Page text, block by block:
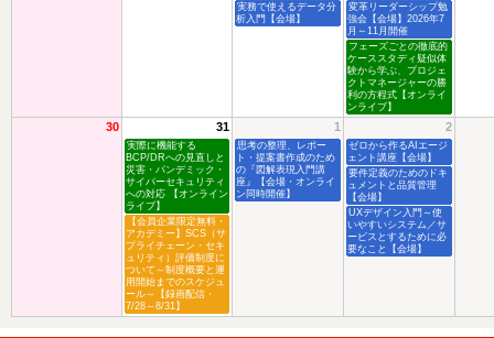
30 31 1 2
実務で使えるデータ分
析入門【会場】
変革リーダーシップ勉
強会【会場】2026年7
月～11月開催
フェーズごとの徹底的
ケーススタディ疑似体
験から学ぶ、プロジェ
クトマネージャーの勝
利の方程式【オンライ
ンライブ】
実際に機能する
BCP/DRへの見直しと
災害・パンデミック・
サイバーセキュリティ
への対応 【オンライン
ライブ】
思考の整理、レポー
ト・提案書作成のため
の『図解表現入門講
座』【会場・オンライ
ン同時開催】
ゼロから作るAIエージ
ェント講座【会場】
【会員企業限定無料・
アカデミー】SCS（サ
プライチェーン・セキ
ュリティ）評価制度に
ついて～制度概要と運
用開始までのスケジュ
ール～【録画配信・
7/28～8/31】
要件定義のためのドキ
ュメントと品質管理
【会場】
UXデザイン入門～使
いやすいシステム／サ
ービスとするために必
要なこと【会場】